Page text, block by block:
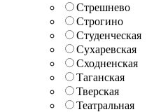
Стрешнево
Строгино
Студенческая
Сухаревская
Сходненская
Таганская
Тверская
Театральная